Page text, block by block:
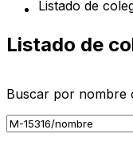
Listado de
Listado de
Buscar por nombre